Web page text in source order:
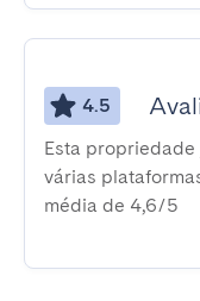
4.5
Esta propriedade
várias
média de 4,6/5